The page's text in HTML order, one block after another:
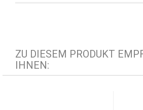
ZU DIESEM PRODUKT
IHNEN: